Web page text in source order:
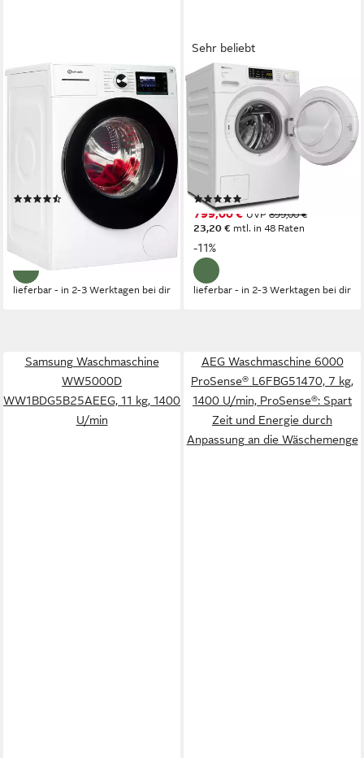
BAUKNECHT
Waschmaschine B6R 88E
SILENCE DE
Kapazität Waschen
Betriebsgeräusch
Schleuderdrehzahl
Produktdatenblatt
(125)
UVP
mtl. in 36 Raten
lieferbar - in 2-3 Werktagen bei dir
Sehr beliebt
MIELE
Waschmaschine WSA123
WCS 8kg Active
Kapazität Waschen
72 dB(A)
Betriebsgeräusch
1400 U/min
Schleuderdrehzahl
(130)
799,00 € UVP 899,00 €
23,20 € mtl. in 48 Raten
-11%
lieferbar - in 2-3 Werktagen bei dir
Samsung Waschmaschine
WW5000D
WW1BDG5B25AEEG, 11 kg, 1400
U/min
AEG Waschmaschine 6000
ProSense® L6FBG51470, 7 kg,
1400 U/min, ProSense®: Spart
Zeit und Energie durch
Anpassung an die Wäschemenge